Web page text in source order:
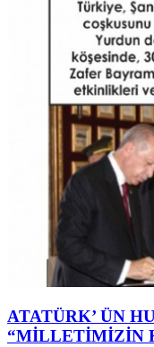
ATATÜRK’ ÜN
“MİLLETİMİZİN